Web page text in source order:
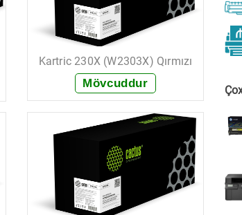
Kartric 230X (W2303X) Qırmızı
Mövcuddur
+ Sifariş et